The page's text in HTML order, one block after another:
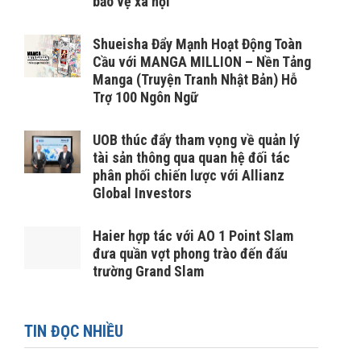
Shueisha Đẩy Mạnh Hoạt Động Toàn
Cầu với MANGA MILLION – Nền Tảng
Manga (Truyện Tranh Nhật Bản) Hỗ
Trợ 100 Ngôn Ngữ
UOB thúc đẩy tham vọng về quản lý
tài sản thông qua quan hệ đối tác
phân phối chiến lược với Allianz
Global Investors
Haier hợp tác với AO 1 Point Slam
đưa quần vợt phong trào đến đấu
trường Grand Slam
TIN ĐỌC NHIỀU